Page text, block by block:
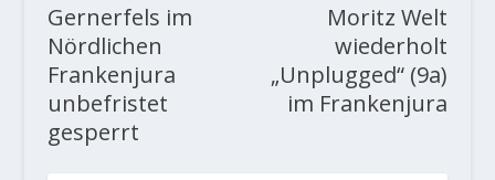
Gernerfels im
Nördlichen
Frankenjura
unbefristet
gesperrt
Moritz Welt
wiederholt
„Unplugged“ (9a)
im Frankenjura